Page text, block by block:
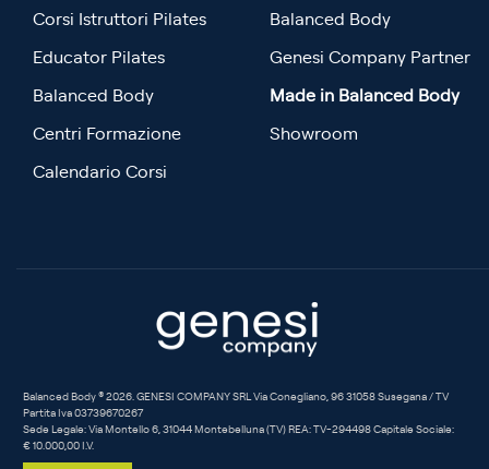
Corsi Istruttori Pilates
Educator Pilates
Balanced Body
Centri Formazione
Calendario Corsi
Balanced Body
Genesi Company Partner
Made in Balanced Body
Showroom
Balanced Body ® 2026. GENESI COMPANY SRL Via Conegliano, 96 31058 Susegana / TV
Partita Iva 03739670267
Sede Legale: Via Montello 6, 31044 Montebelluna (TV) REA: TV-294498 Capitale Sociale:
€ 10.000,00 I.V.